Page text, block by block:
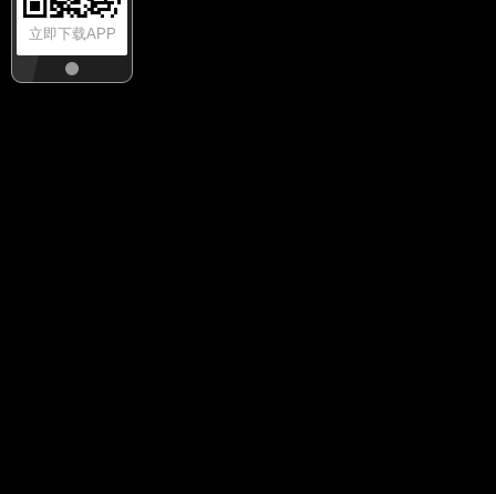
立即下载APP